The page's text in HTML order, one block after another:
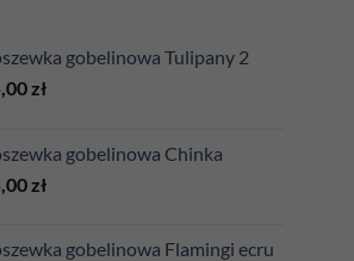
gobelinowa Tulipany 2
zł
gobelinowa Chinka
zł
gobelinowa Flamingi ecru